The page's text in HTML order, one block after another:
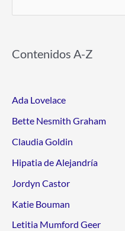
Contenidos A-Z
Ada Lovelace
Bette Nesmith Graham
Claudia Goldin
Hipatia de Alejandría
Jordyn Castor
Katie Bouman
Letitia Mumford Geer